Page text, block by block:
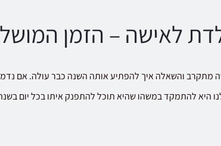
לאישה – הזמן
מתקרב והשאלה איך להפתיע אותה השנה כבר עולה. אם
היא להתמקד במשהו שהיא תוכל להתפנק איתו בכל יום